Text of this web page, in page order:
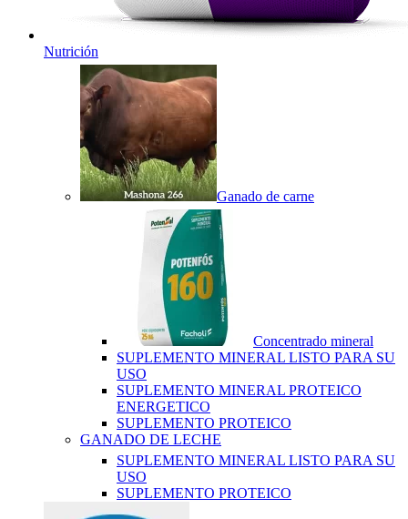
Nutrición
Ganado de carne
Concentrado mineral
SUPLEMENTO MINERAL LISTO PARA SU
USO
SUPLEMENTO MINERAL PROTEICO
ENERGETICO
SUPLEMENTO PROTEICO
GANADO DE LECHE
SUPLEMENTO MINERAL LISTO PARA SU
USO
SUPLEMENTO PROTEICO